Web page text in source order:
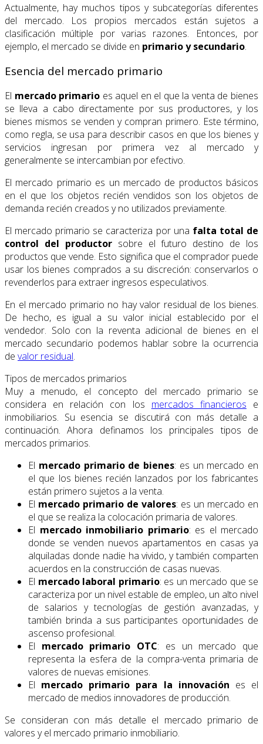
Actualmente, hay muchos tipos y subcategorías diferentes
del mercado. Los propios mercados están sujetos a
clasificación múltiple por varias razones. Entonces, por
ejemplo, el mercado se divide en primario y secundario.
Esencia del mercado primario
El mercado primario es aquel en el que la venta de bienes
se lleva a cabo directamente por sus productores, y los
bienes mismos se venden y compran primero. Este término,
como regla, se usa para describir casos en que los bienes y
servicios ingresan por primera vez al mercado y
generalmente se intercambian por efectivo.
El mercado primario es un mercado de productos básicos
en el que los objetos recién vendidos son los objetos de
demanda recién creados y no utilizados previamente.
El mercado primario se caracteriza por una falta total de
control del productorsobre el futuro destino de los
productos que vende. Esto significa que el comprador puede
usar los bienes comprados a su discreción: conservarlos o
revenderlos para extraer ingresos especulativos.
En el mercado primario no hay valor residual de los bienes.
De hecho, es igual a su valor inicial establecido por el
vendedor. Solo con la reventa adicional de bienes en el
mercado secundario podemos hablar sobre la ocurrencia
de valor residual.
Tipos de mercados primarios
Muy a menudo, el concepto del mercado primario se
considera en relación con los mercados financieros e
inmobiliarios. Su esencia se discutirá con más detalle a
continuación. Ahora definamos los principales tipos de
mercados primarios.
El mercado primario de bienes: es un mercado en
el que los bienes recién lanzados por los fabricantes
están primero sujetos a la venta.
El mercado primario de valores: es un mercado en
el que se realiza la colocación primaria de valores.
El mercado inmobiliario primario: es el mercado
donde se venden nuevos apartamentos en casas ya
alquiladas donde nadie ha vivido, y también comparten
acuerdos en la construcción de casas nuevas.
El mercado laboral primario: es un mercado que se
caracteriza por un nivel estable de empleo, un alto nivel
de salarios y tecnologías de gestión avanzadas, y
también brinda a sus participantes oportunidades de
ascenso profesional.
El mercado primario OTC: es un mercado que
representa la esfera de la compra-venta primaria de
valores de nuevas emisiones.
El mercado primario para la innovación es el
mercado de medios innovadores de producción.
Se consideran con más detalle el mercado primario de
valores y el mercado primario inmobiliario.